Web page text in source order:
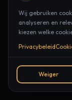
Wij gebruiken
analyseren en
kiezen welke
Privacybeleid
Weiger